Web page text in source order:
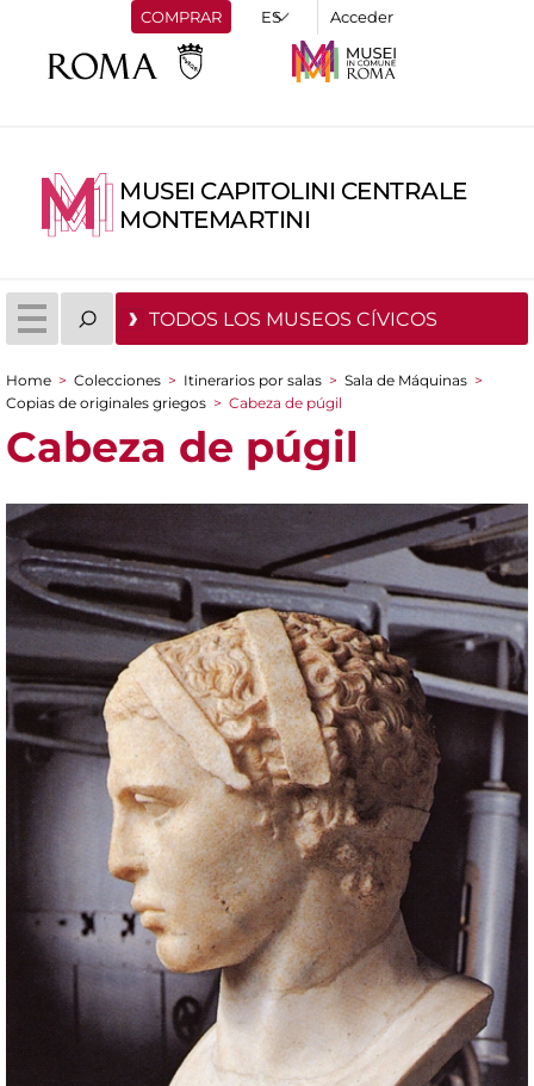
COMPRAR Acceder
MUSEI CAPITOLINI CENTRALE
MONTEMARTINI
TODOS LOS MUSEOS CÍVICOS
You are here
Home > Colecciones > Itinerarios por salas > Sala de Máquinas >
Copias de originales griegos > Cabeza de púgil
Cabeza de púgil